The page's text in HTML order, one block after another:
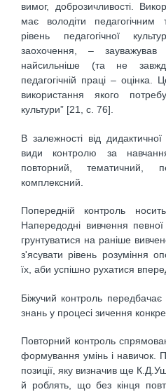
вимог, доброзичливості.
має володіти педагогічним
рівень педагогічної
заохочення, –
найсильніше (та не
педагогічній праці – оцінка.
використання якого
культури” [21, с. 76].
В залежності від
види контролю за
повторний, тематичний,
комплексний.
Попередній контроль
Напередодні вивчення
грунтуватися на раніше
з'ясувати рівень розуміння
їх, аби успішно рухатися
Біжучий контроль передбачає
знань у процесі зичення
Повторний контроль
формування умінь і навичок.
позиції, яку визначив ще
й роблять, що без кінця